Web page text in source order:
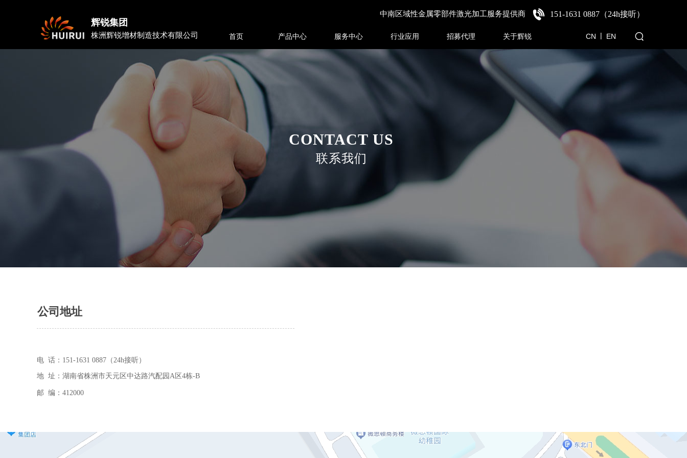
CN
辉锐集团
株洲辉锐增材制造技术有限公司
151-1631 0887（24h接听）
EN
|
首页 产品中心 服务中心 行业应用 招募代理 关于辉锐
中南区域性金属零部件激光加工服务提供商
CONTACT US
联系我们
公司地址
电 话：151-1631 0887（24h接听）
地 址： 湖南省株洲市天元区中达路汽配园A区4栋-B
邮 编： 412000